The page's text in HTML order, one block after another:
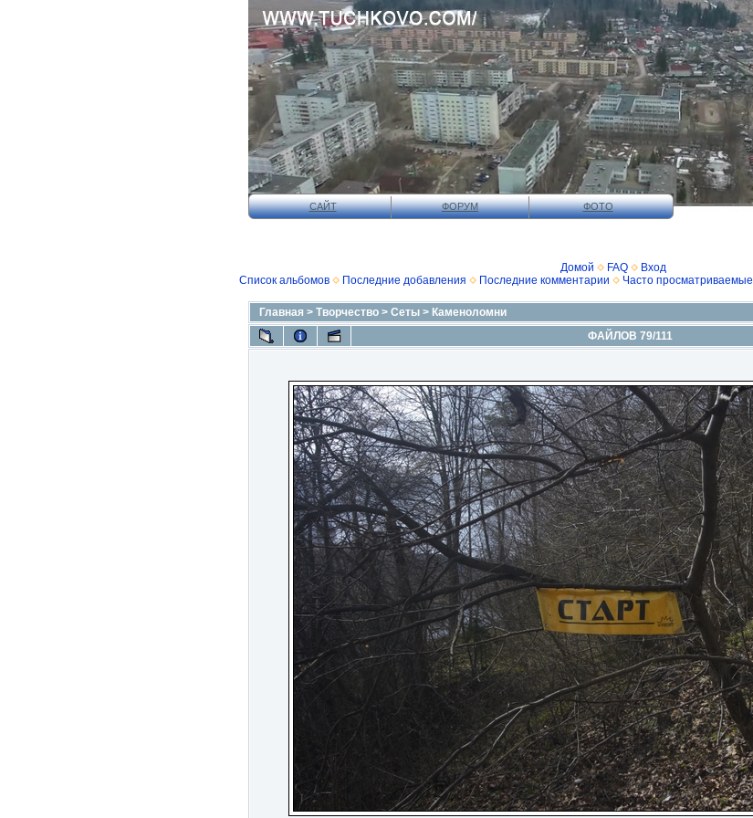
САЙТ ФОРУМ
ФОТО
Домой FAQ
Вход
Список альбомов
Последние добавления Последние комментарии Часто просматриваемые
Главная > Творчество > Сеты > Каменоломни
ФАЙЛОВ 79/111